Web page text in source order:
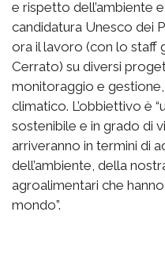
e rispetto dell’ambiente
candidatura Unesco dei
ora il lavoro (con lo staff
Cerrato) su diversi
monitoraggio e
climatico. L’obbiettivo è
sostenibile e in grado di
arriveranno in termini di
dell’ambiente, della
agroalimentari che
mondo”.